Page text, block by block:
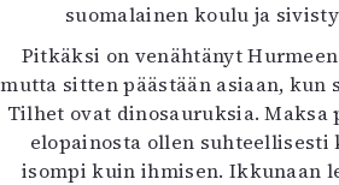
suomalainen koulu ja
Pitkäksi on venähtänyt
mutta sitten päästään asiaan, kun
Tilhet ovat dinosauruksia. Maksa
elopainosta ollen suhteellisesti
isompi kuin ihmisen. Ikkunaan